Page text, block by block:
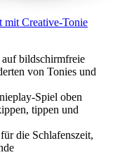
mit Creative-Tonie
bildschirmfreie
von Tonies und
Spiel oben
tippen und
die Schlafenszeit,